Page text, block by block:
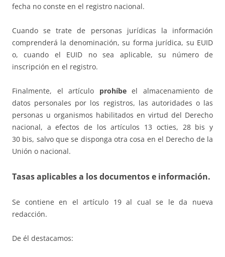
fecha no conste en el registro nacional.
Cuando se trate de personas jurídicas la información
comprenderá la denominación, su forma jurídica, su EUID
o, cuando el EUID no sea aplicable, su número de
inscripción en el registro.
Finalmente, el artículo prohíbeel almacenamiento de
datos personales por los registros, las autoridades o las
personas u organismos habilitados en virtud del Derecho
nacional, a efectos de los artículos 13 octies, 28 bis y
30 bis, salvo que se disponga otra cosa en el Derecho de la
Unión o nacional.
Tasas aplicables a los documentos e información.
Se contiene en el artículo 19 al cual se le da nueva
redacción.
De él destacamos: